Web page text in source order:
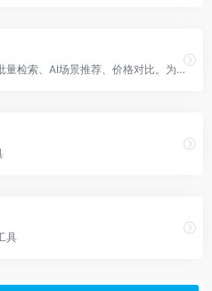
免费域名搜索工具，支持批量检索、AI场景推荐、价格对比。为个人开发者和企业提供最佳域名选择方案，完全免费使用。
具